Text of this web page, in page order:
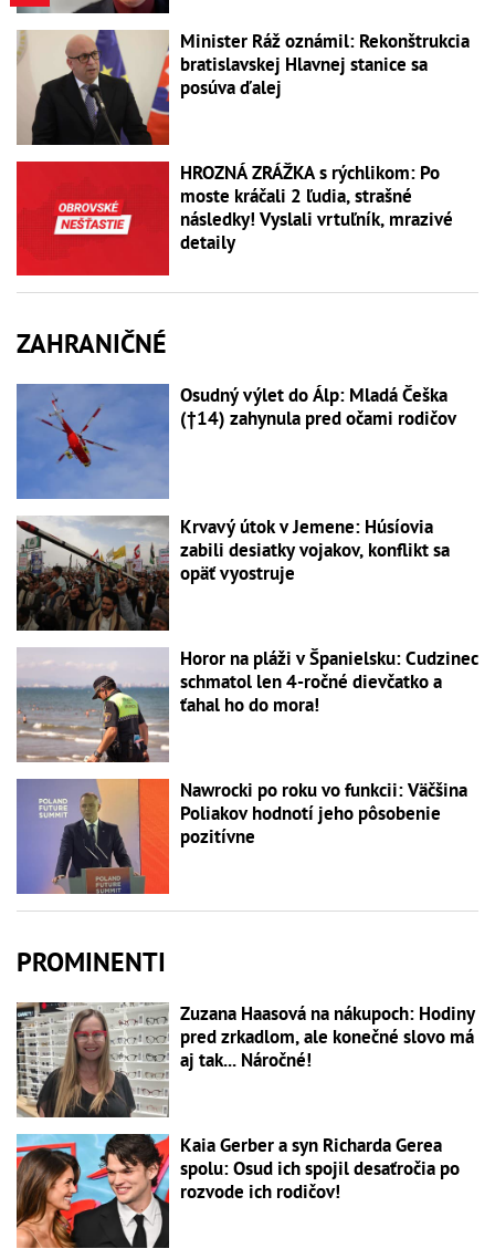
Minister Ráž oznámil: Rekonštrukcia
bratislavskej Hlavnej stanice sa
posúva ďalej
HROZNÁ ZRÁŽKA s rýchlikom: Po
moste kráčali 2 ľudia, strašné
následky! Vyslali vrtuľník, mrazivé
detaily
ZAHRANIČNÉ
Osudný výlet do Álp: Mladá Češka
(†14) zahynula pred očami rodičov
Krvavý útok v Jemene: Húsíovia
zabili desiatky vojakov, konflikt sa
opäť vyostruje
Horor na pláži v Španielsku: Cudzinec
schmatol len 4-ročné dievčatko a
ťahal ho do mora!
Nawrocki po roku vo funkcii: Väčšina
Poliakov hodnotí jeho pôsobenie
pozitívne
PROMINENTI
Zuzana Haasová na nákupoch: Hodiny
pred zrkadlom, ale konečné slovo má
aj tak... Náročné!
Kaia Gerber a syn Richarda Gerea
spolu: Osud ich spojil desaťročia po
rozvode ich rodičov!